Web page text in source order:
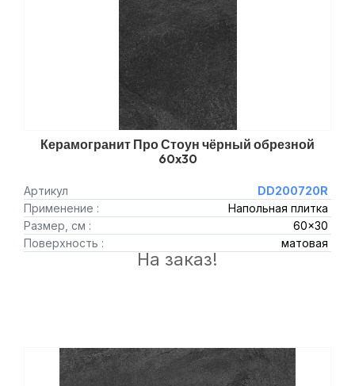
Керамогранит Про Стоун чёрный обрезной
60x30
Артикул
DD200720R
Применение :
Напольная плитка
Размер, см :
60x30
Поверхность :
матовая
На заказ!